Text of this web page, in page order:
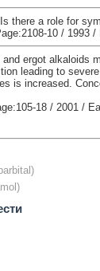
there a role for
10 / 1993
ergot alkaloids
leading to
is increased.
18 / 2001 /